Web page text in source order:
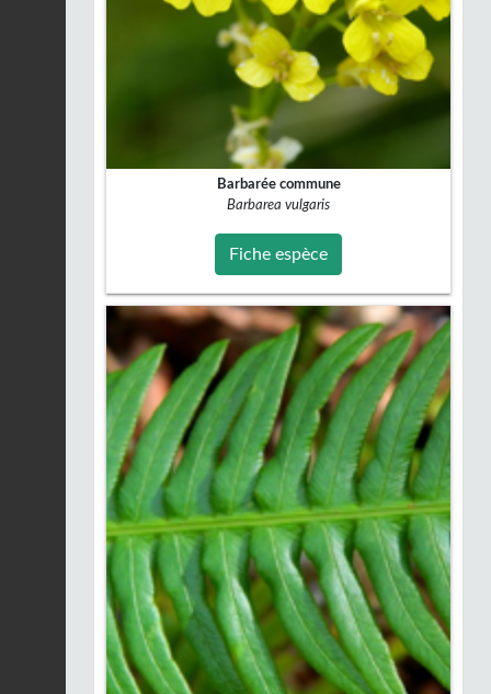
Barbarée commune
Barbarea vulgaris
Fiche espèce